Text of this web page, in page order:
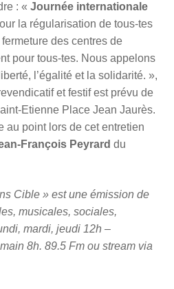
: « Journée internationale
la régularisation de tous-tes
des centres de
pour tous-tes. Nous appelons
l’égalité et la solidarité. »,
et festif est prévu de
Etienne Place Jean Jaurès.
au point lors de cet entretien
François Peyrard du
Cible » est une émission de
musicales, sociales,
mardi, jeudi 12h –
8h. 89.5 Fm ou stream via